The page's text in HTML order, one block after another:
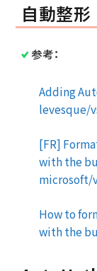
自動整形
参考：
Adding
levesque/
[FR]
with the
microsoft/
How to
with the